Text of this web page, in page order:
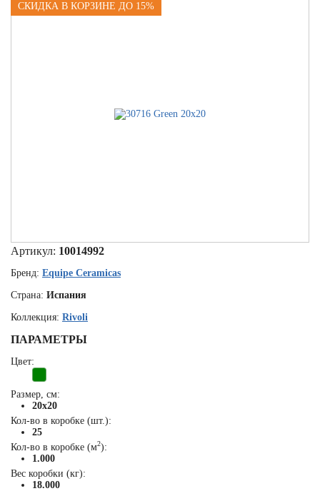
СКИДКА В КОРЗИНЕ ДО 15%
Артикул: 10014992
Бренд: Equipe Ceramicas
Страна: Испания
Коллекция: Rivoli
ПАРАМЕТРЫ
Цвет:
Размер, см:
20x20
Кол-во в коробке (шт.):
25
Кол-во в коробке (м2):
1.000
Вес коробки (кг):
18.000